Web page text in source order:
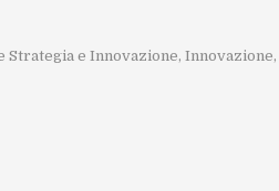
Strategia e Innovazione, Innovazione,